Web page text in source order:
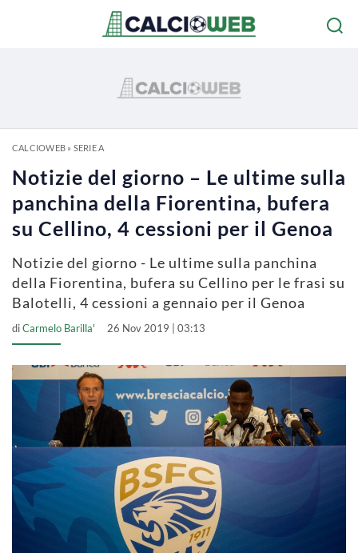
CALCIOWEB» SERIE A
Notizie del giorno – Le ultime sulla
panchina della Fiorentina, bufera
su Cellino, 4 cessioni per il Genoa
Notizie del giorno - Le ultime sulla panchina
della Fiorentina, bufera su Cellino per le frasi su
Balotelli, 4 cessioni a gennaio per il Genoa
diCarmelo Barilla' 26 Nov 2019 | 03:13